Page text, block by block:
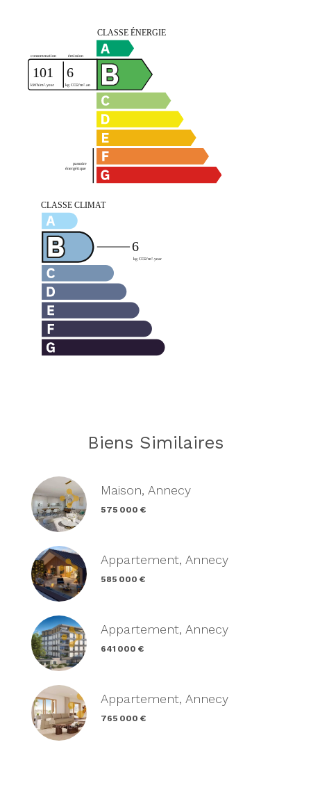
Biens Similaires
Maison, Annecy
575 000 €
Appartement, Annecy
585 000 €
Appartement, Annecy
641 000 €
Appartement, Annecy
765 000 €